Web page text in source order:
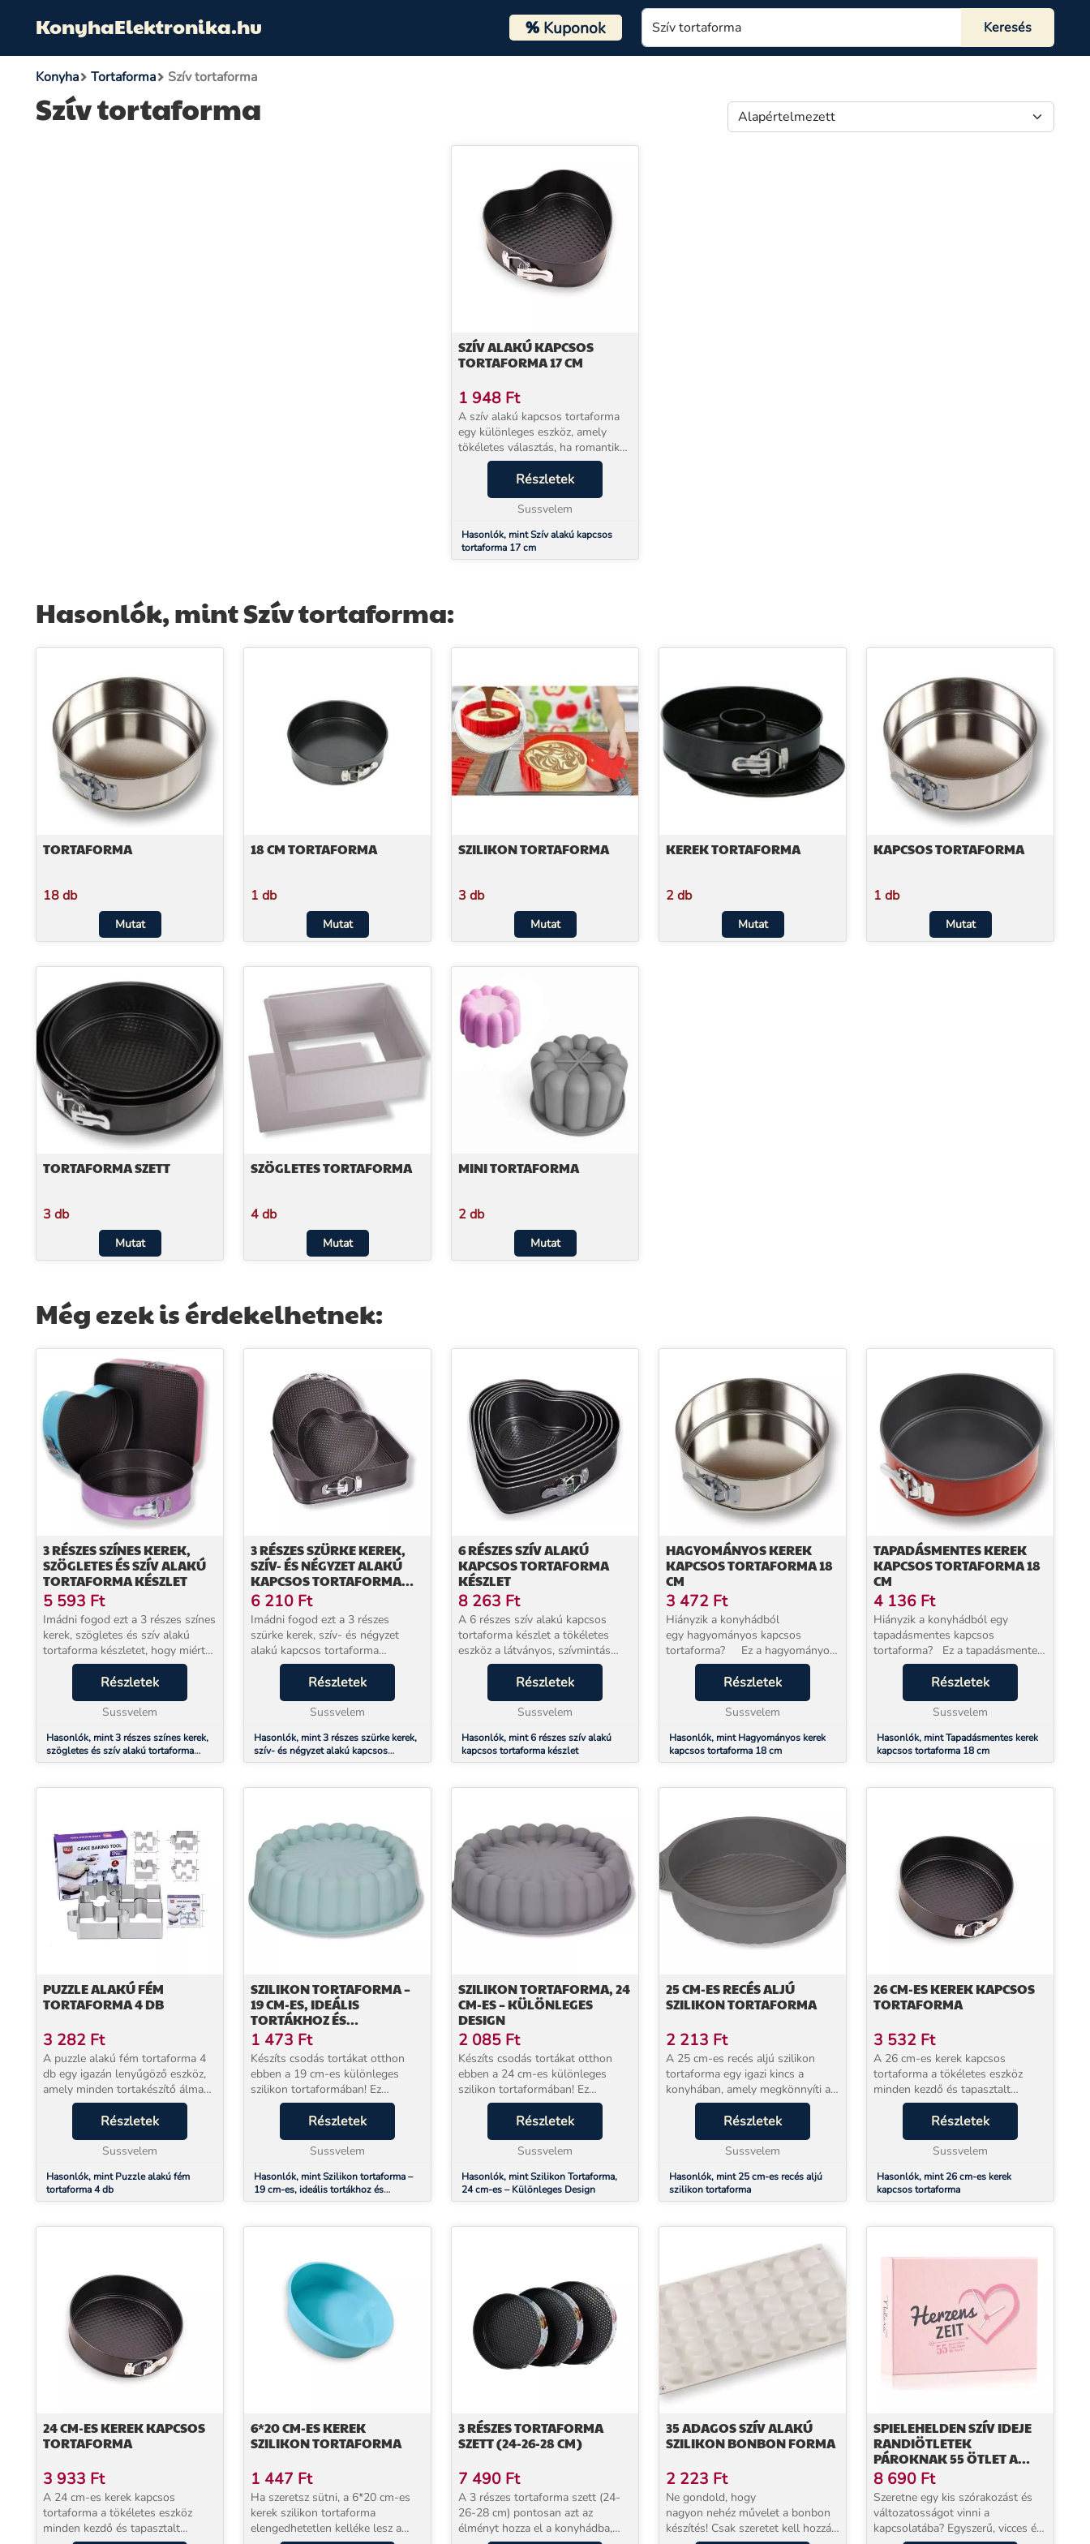
KonyhaElektronika.hu %Kuponok
Konyha Tortaforma Szív tortaforma
Szív tortaforma
SZÍV ALAKÚ KAPCSOS
TORTAFORMA 17 CM
1 948 Ft
A szív alakú kapcsos tortaforma
egy különleges eszköz, amely
tökéletes választás, ha romantikus
süteményekkel szeretnéd
elkápráztatni szeretteidet. Ez a
tortaforma nemcsak a különleges
megjelenésével,...
Részletek
Sussvelem
Hasonlók, mint Szív alakú kapcsos
tortaforma 17 cm
Hasonlók, mint Szív tortaforma:
TORTAFORMA
18 db
Mutat
18 CM TORTAFORMA
1 db
Mutat
SZILIKON TORTAFORMA
3 db
Mutat
KEREK TORTAFORMA
2 db
Mutat
KAPCSOS TORTAFORMA
1 db
Mutat
TORTAFORMA SZETT
3 db
Mutat
SZÖGLETES TORTAFORMA
4 db
Mutat
MINI TORTAFORMA
2 db
Mutat
Még ezek is érdekelhetnek:
3 RÉSZES SZÍNES KEREK,
SZÖGLETES ÉS SZÍV ALAKÚ
TORTAFORMA KÉSZLET
5 593 Ft
Imádni fogod ezt a 3 részes színes
kerek, szögletes és szív alakú
tortaforma készletet, hogy miért?
sütés során amikor nem
használod egymásba helyezve
Részletek
Sussvelem
Hasonlók, mint 3 részes színes kerek,
szögletes és szív alakú tortaforma
készlet
3 RÉSZES SZÜRKE KEREK,
SZÍV- ÉS NÉGYZET ALAKÚ
KAPCSOS TORTAFORMA
KÉSZLET
6 210 Ft
Imádni fogod ezt a 3 részes
szürke kerek, szív- és négyzet
alakú kapcsos tortaforma
készletet. Hogy miért? Mert
praktikus segítséged lesz a sütés
során, amikor nem használod
egymásba he...
Részletek
Sussvelem
Hasonlók, mint 3 részes szürke kerek,
szív- és négyzet alakú kapcsos
tortaforma készlet
6 RÉSZES SZÍV ALAKÚ
KAPCSOS TORTAFORMA
KÉSZLET
8 263 Ft
A 6 részes szív alakú kapcsos
tortaforma készlet a tökéletes
eszköz a látványos, szívmintás
torták készítéséhez. Ha szereted a
kreatív sütést, akkor ez a készlet
igazi segítséged lesz. A készlet 6
Részletek
Sussvelem
Hasonlók, mint 6 részes szív alakú
kapcsos tortaforma készlet
HAGYOMÁNYOS KEREK
KAPCSOS TORTAFORMA 18
CM
3 472 Ft
Hiányzik a konyhádból
egy hagyományos kapcsos
tortaforma? Ez a hagyományos
18 cm átmérőjű tortaforma kitűnő
választás lesz számodra, mert
kapcsos kivitelű, így igazán
könnyű a használata. Seg...
Részletek
Sussvelem
Hasonlók, mint Hagyományos kerek
kapcsos tortaforma 18 cm
TAPADÁSMENTES KEREK
KAPCSOS TORTAFORMA 18
CM
4 136 Ft
Hiányzik a konyhádból egy
tapadásmentes kapcsos
tortaforma? Ez a tapadásmentes
18 cm átmérőjű tortaforma kitűnő
választás lesz számodra,
mert kapcsos kivitelű, így igazán
könnyű a használata. Tapa...
Részletek
Sussvelem
Hasonlók, mint Tapadásmentes kerek
kapcsos tortaforma 18 cm
PUZZLE ALAKÚ FÉM
TORTAFORMA 4 DB
3 282 Ft
A puzzle alakú fém tortaforma 4
db egy igazán lenyűgöző eszköz,
amely minden tortakészítő álma
lehet! Ezzel a formakészlettel
nemcsak a süteményeket, hanem
az ünnepeket is különlegessé
teheted. A négy...
Részletek
Sussvelem
Hasonlók, mint Puzzle alakú fém
tortaforma 4 db
SZILIKON TORTAFORMA –
19 CM-ES, IDEÁLIS
TORTÁKHOZ ÉS
SÜTEMÉNYEKHEZ
1 473 Ft
Készíts csodás tortákat otthon
ebben a 19 cm-es különleges
szilikon tortaformában! Ez
a szilikon tortaforma remek
segítséged lesz a konyhában:
Rugalmas, magas minőségű
szilikon anyagának
Részletek
Sussvelem
Hasonlók, mint Szilikon tortaforma –
19 cm-es, ideális tortákhoz és
süteményekhez
SZILIKON TORTAFORMA, 24
CM-ES – KÜLÖNLEGES
DESIGN
2 085 Ft
Készíts csodás tortákat otthon
ebben a 24 cm-es különleges
szilikon tortaformában! Ez
a szilikon tortaforma remek
segítséged lesz a konyhában:
Rugalmas, magas minőségű
szilikon anyagának köszönh...
Részletek
Sussvelem
Hasonlók, mint Szilikon Tortaforma,
24 cm-es – Különleges Design
25 CM-ES RECÉS ALJÚ
SZILIKON TORTAFORMA
2 213 Ft
A 25 cm-es recés aljú szilikon
tortaforma egy igazi kincs a
konyhában, amely megkönnyíti a
sütést és lehetővé teszi, hogy
lenyűgöző desszerteket készíts.
Ha eddig küzdöttél a torták
elkészítésével, mo...
Részletek
Sussvelem
Hasonlók, mint 25 cm-es recés aljú
szilikon tortaforma
26 CM-ES KEREK KAPCSOS
TORTAFORMA
3 532 Ft
A 26 cm-es kerek kapcsos
tortaforma a tökéletes eszköz
minden kezdő és tapasztalt
cukrász számára. Ha eddig mindig
nehézségeid voltak a torták
formázásával, akkor most itt a
lehetőség, hogy egy igazán...
Részletek
Sussvelem
Hasonlók, mint 26 cm-es kerek
kapcsos tortaforma
24 CM-ES KEREK KAPCSOS
TORTAFORMA
3 933 Ft
A 24 cm-es kerek kapcsos
tortaforma a tökéletes eszköz
minden kezdő és tapasztalt
6*20 CM-ES KEREK
SZILIKON TORTAFORMA
1 447 Ft
Ha szeretsz sütni, a 6*20 cm-es
kerek szilikon tortaforma
elengedhetetlen kelléke lesz a
3 RÉSZES TORTAFORMA
SZETT (24-26-28 CM)
7 490 Ft
A 3 részes tortaforma szett (24-
26-28 cm) pontosan azt az
élményt hozza el a konyhádba,
35 ADAGOS SZÍV ALAKÚ
SZILIKON BONBON FORMA
2 223 Ft
Ne gondold, hogy
nagyon nehéz művelet a bonbon
készítés! Csak szeretet kell hozzá
SPIELEHELDEN SZÍV IDEJE
RANDIÖTLETEK
PÁROKNAK 55 ÖTLET A
TÖBB KÖZÖSEN TÖLTÖTT
IDŐHÖZ
8 690 Ft
Szeretne egy kis szórakozást és
változatosságot vinni a
kapcsolatába? Egyszerű, vicces és